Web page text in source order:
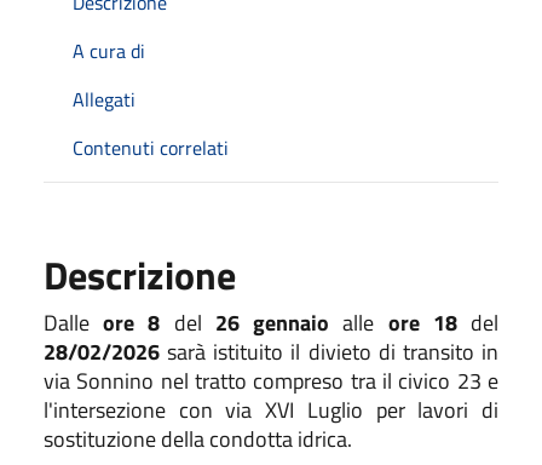
A cura di
Allegati
Contenuti correlati
Descrizione
Dalle ore 8 del 26 gennaio alle ore 18del
28/02/2026 sarà istituito il divieto di transito in
via Sonnino nel tratto compreso tra il civico 23 e
l'intersezione con via XVI Luglio per lavori di
sostituzione della condotta idrica.